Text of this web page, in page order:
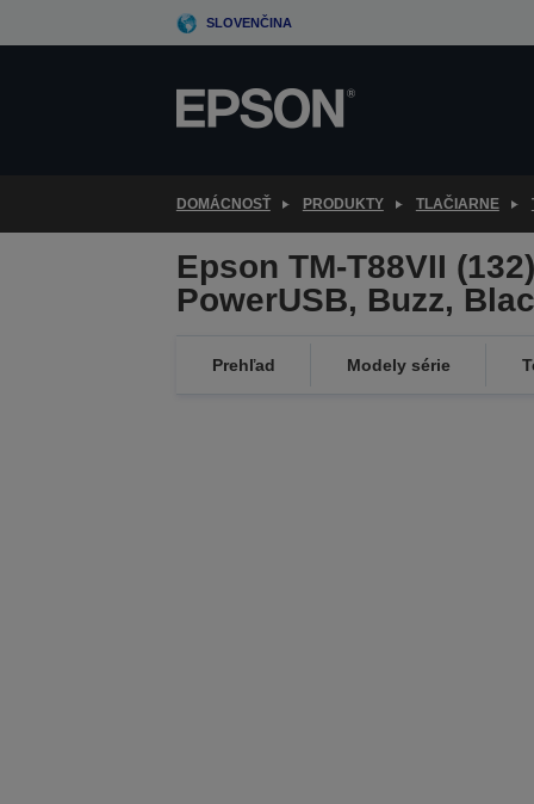
to
SLOVENČINA
DOMÁCNOSŤ PRODUKTY TLAČIARNE
Epson TM-T88VII
PowerUSB, Buzz,
Prehľad Modely série